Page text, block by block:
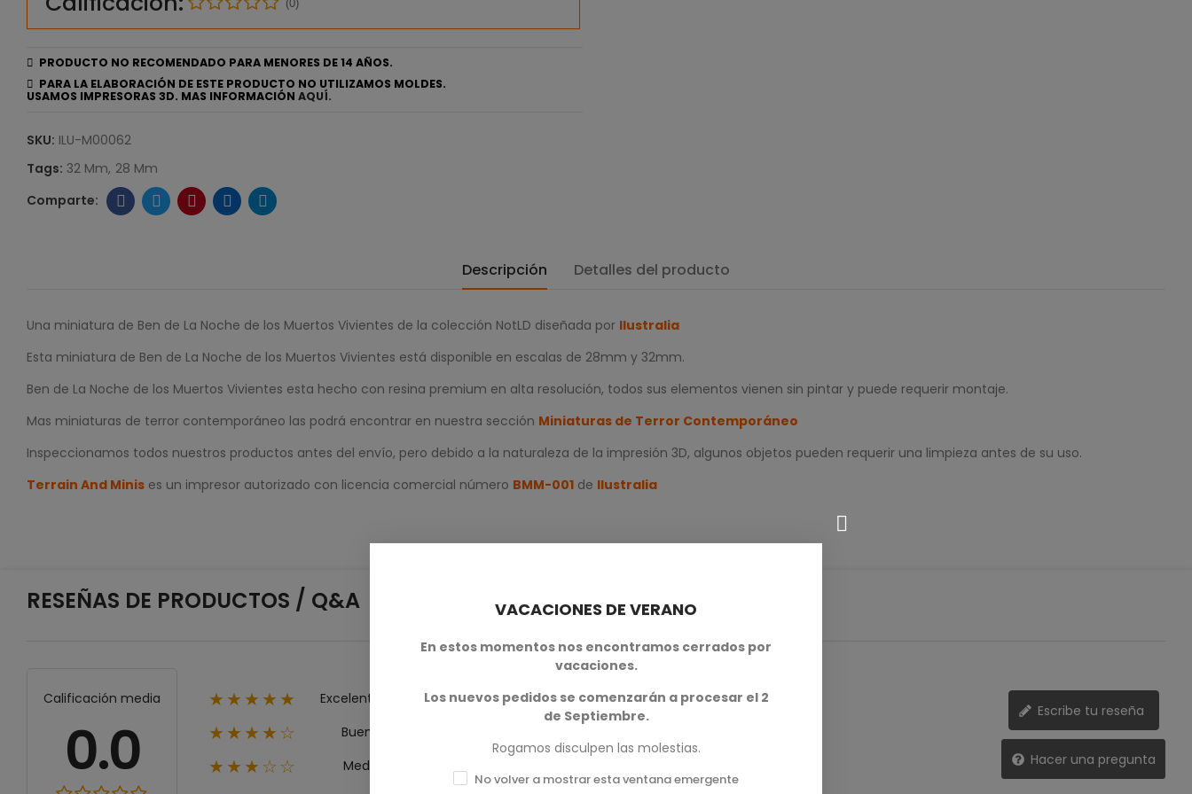
(0)
PRODUCTO NO RECOMENDADO PARA MENORES DE 14 AÑOS.
PARA LA ELABORACIÓN DE ESTE PRODUCTO NO UTILIZAMOS MOLDES.
USAMOS IMPRESORAS 3D. MAS INFORMACIÓN AQUÍ.
SKU: ILU-M00062
Tags: 32 Mm 28 Mm
Descripción Detalles del producto
Una miniatura de Ben de La Noche de los Muertos Vivientes de la colección NotLD diseñada por Ilustralia
Esta miniatura de Ben de La Noche de los Muertos Vivientes está disponible en escalas de 28mm y 32mm.
Ben de La Noche de los Muertos Vivientes esta hecho con resina premium en alta resolución, todos sus elementos vienen sin pintar y puede requerir montaje.
Mas miniaturas de terror contemporáneo las podrá encontrar en nuestra sección Miniaturas de Terror Contemporáneo
Inspeccionamos todos nuestros productos antes del envío, pero debido a la naturaleza de la impresión 3D, algunos objetos pueden requerir una limpieza antes de su uso.
Terrain And Minis es un impresor autorizado con licencia comercial número BMM-001 de Ilustralia
RESEÑAS DE PRODUCTOS / Q&A
Calificación media
0.0
★★★★★ Excelente 0
★★★★☆ Bueno
★★★☆☆ Medio
Escribe tu reseña
Hacer una pregunta
VACACIONES DE VERANO
En estos momentos nos encontramos cerrados por
vacaciones.
Los nuevos pedidos se comenzarán a procesar el 2
de Septiembre.
Rogamos disculpen las molestias.
No volver a mostrar esta ventana emergente